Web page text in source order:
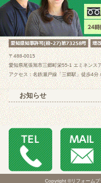
〒488-0015
愛知県尾張旭市三郷町栄55-1 エミネンス
アクセス：名鉄瀬戸線「三郷駅」徒歩4分
お知らせ
Copyright ©リフォームプ